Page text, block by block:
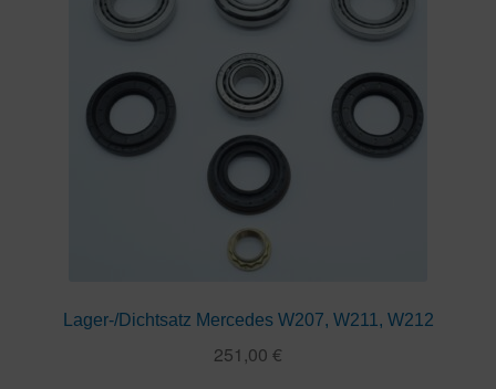
Lager-/Dichtsatz Mercedes W207, W211, W212
251,00 €